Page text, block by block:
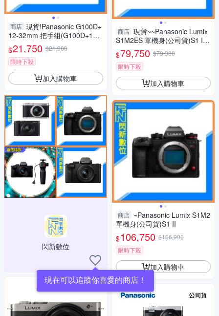
商店 現貨!Panasonic G100D+
12-32mm 把手組(G100D+123
2+SHGR2，公司貨)G100
$21,750 $21,900
限時下殺
加入購物車
閃新數位
現在可以追蹤你喜愛的商店！
商店 現貨~~Panasonic Lumix
S1M2ES 單機身(公司貨)S1 II
ES
$79,750 $79,900
限時下殺
加入購物車
商店 ~Panasonic Lumix S1M2
單機身(公司貨)S1 II
$106,750 $106,900
限時下殺
加入購物車